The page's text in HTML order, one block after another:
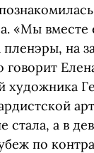
«Мы вместе
на
стала, а в
по